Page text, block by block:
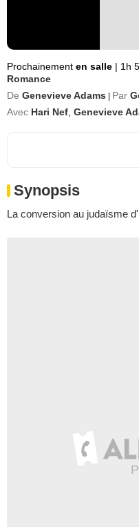
Prochainement en salle | 1h
Romance
De Genevieve Adams Par
Avec Hari Nef Genevieve
Synopsis
La conversion au judaïsme